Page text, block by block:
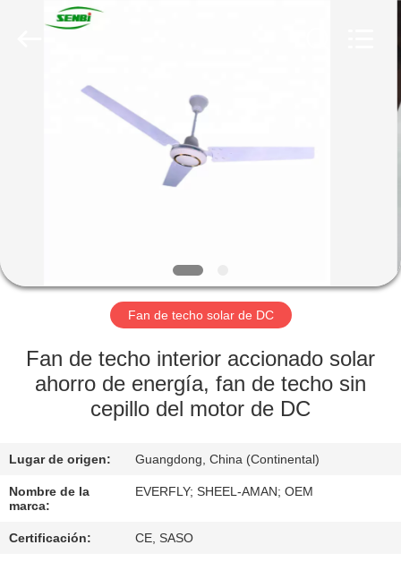
HOGAR
PRODUCTOS
VIAJE
LA
FÁBRICA
DE
CALIDAD
Fan de techo solar de DC
Fan de techo interior accionado solar
ahorro de energía, fan de techo sin
cepillo del motor de DC
Lugar de origen: Guangdong, China (Continental)
Nombre de la
marca:
EVERFLY; SHEEL-AMAN; OEM
Certificación: CE, SASO